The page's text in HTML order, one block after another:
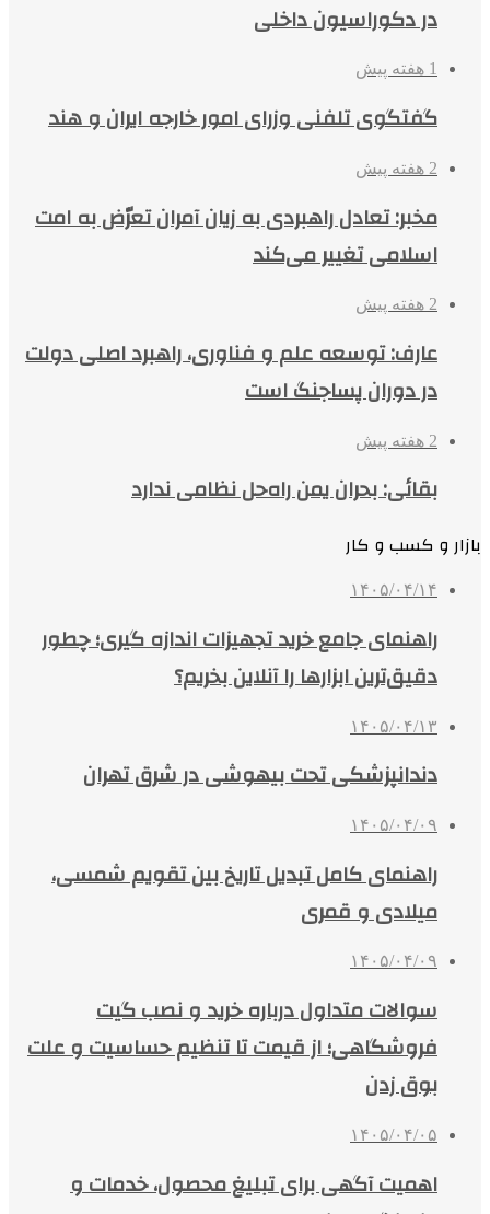
در دکوراسیون داخلی
1 هفته پیش
گفتگوی تلفنی وزرای امور خارجه ایران و هند
2 هفته پیش
مخبر: تعادل راهبردی به زیان آمران تعرّض به امت
اسلامی تغییر می‌کند
2 هفته پیش
عارف: توسعه علم و فناوری، راهبرد اصلی دولت
در دوران پساجنگ است
2 هفته پیش
بقائی: بحران یمن راه‌حل نظامی ندارد
بازار و کسب و کار
۱۴۰۵/۰۴/۱۴
راهنمای جامع خرید تجهیزات اندازه گیری؛ چطور
دقیق‌ترین ابزارها را آنلاین بخریم؟
۱۴۰۵/۰۴/۱۳
دندانپزشکی تحت بیهوشی در شرق تهران
۱۴۰۵/۰۴/۰۹
راهنمای کامل تبدیل تاریخ بین تقویم شمسی،
میلادی و قمری
۱۴۰۵/۰۴/۰۹
سوالات متداول درباره خرید و نصب گیت
فروشگاهی؛ از قیمت تا تنظیم حساسیت و علت
بوق زدن
۱۴۰۵/۰۴/۰۵
اهمیت آگهی برای تبلیغ محصول، خدمات و